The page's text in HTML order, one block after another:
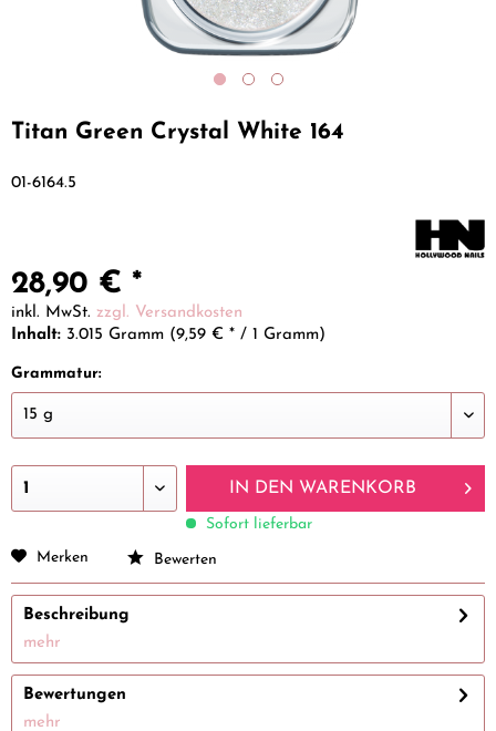
Titan Green Crystal White 164
01-6164.5
28,90 € *
inkl. MwSt. zzgl. Versandkosten
Inhalt: 3.015 Gramm (9,59 € * / 1 Gramm)
Grammatur:
IN DEN WARENKORB
Sofort lieferbar
Merken
Bewerten
Beschreibung
mehr
Bewertungen
mehr